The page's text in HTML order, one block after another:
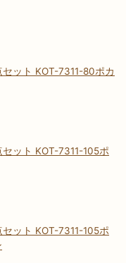
ット KOT-7311-80ポカ
ット KOT-7311-105ポ
ット KOT-7311-105ポ